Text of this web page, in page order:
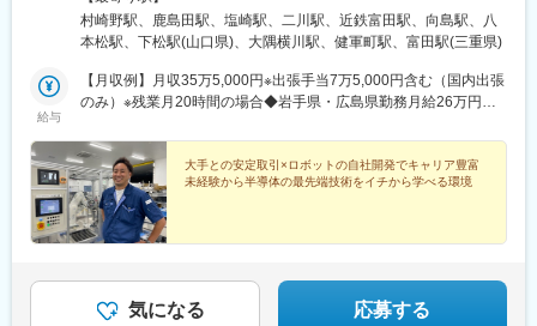
◆三重県◆京都府◆広島県◆山口県◆鹿児島県◆熊本県【研修に
ついて】未経験の方は、熊本県合志市にて一定期間の研修を実
す。【出張について】配属先により、出張が発生する場合があり
ます。※勤務地近隣のみで勤務できる配属先や、出張のない働き方
えない場合があります。受動喫煙対策：オフィス内禁煙
村崎野駅、鹿島田駅、塩崎駅、二川駅、近鉄富田駅、向島駅、八
本松駅、下松駅(山口県)、大隅横川駅、健軍町駅、富田駅(三重県)
給与
【月収例】月収35万5,000円※出張手当7万5,000円含む（国内出張
のみ）※残業月20時間の場合◆岩手県・広島県勤務月給26万円～
円＋各種手当＋賞与年2回◆山梨県勤務月給25万円～28万5,000円
＋各種手当＋賞与年2回◆愛知県勤務月給23万円～26万5,000円＋
各種手当＋賞与年2回◆三重県勤務月給26万円～31万円＋各種手
当＋賞与年2回◆京都府勤務月給26万円～30万円＋各種手当＋賞
与年2回◆山口県・熊本県勤務月給20万円～＋各種手当＋賞与年2
大手との安定取引×ロボットの自社開発でキャリア豊富
未経験から半導体の最先端技術をイチから学べる環境
気になる 応募する